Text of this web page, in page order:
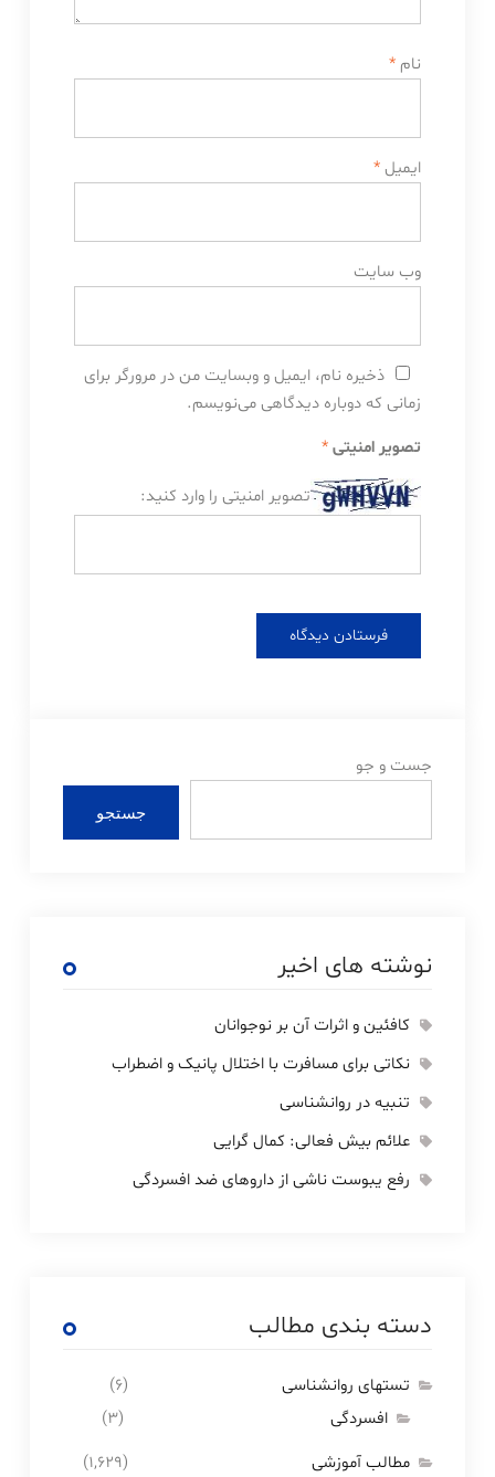
نام *
ایمیل *
وب‌ سایت
ذخیره نام، ایمیل و وبسایت من در مرورگر برای
زمانی که دوباره دیدگاهی می‌نویسم.
تصویر امنیتی*
تصویر امنیتی را وارد کنید:
جست و جو
جستجو
نوشته های اخیر
کافئین و اثرات آن بر نوجوانان
نکاتی برای مسافرت با اختلال پانیک و اضطراب
تنبیه در روانشناسی
علائم بیش فعالی: کمال گرایی
رفع یبوست ناشی از داروهای ضد افسردگی
دسته بندی مطالب
تستهای روانشناسی
(۶)
افسردگی
(۳)
مطالب آموزشی
(۱,۶۲۹)